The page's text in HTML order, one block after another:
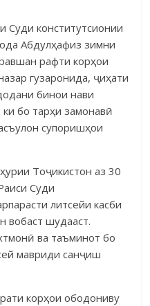
Суди конститутсионии
Абдулҳафиз зимни
рафти корҳои
гузаронида, ҷиҳати
бинои нави
бо тарҳи замонавӣ
супоришҳои
Тоҷикистон аз 30
Суди
литсейи касби
вобаст шудааст.
ва таъминот бо
мавриди санҷиш
корҳои ободониву